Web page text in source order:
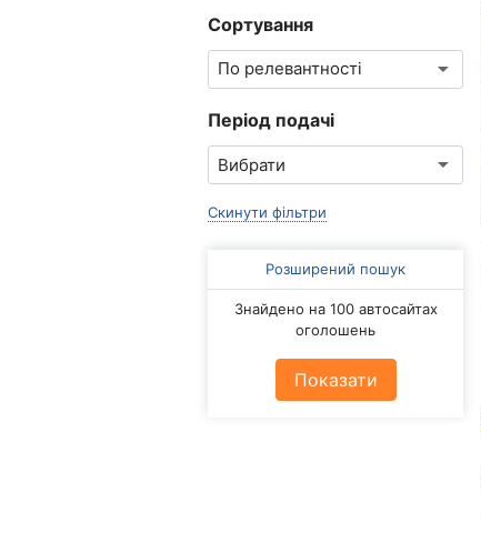
Сортування
Період подачі
Скинути фільтри
Розширений пошук
Знайдено на 100 автосайтах
оголошень
Показати